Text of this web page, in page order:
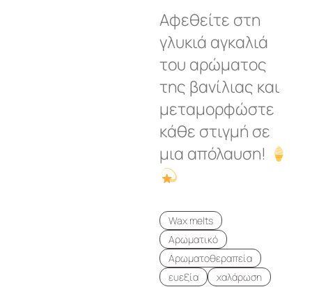
Αφεθείτε στη
γλυκιά αγκαλιά
του αρώματος
της βανίλιας και
μεταμορφώστε
κάθε στιγμή σε
μια απόλαυση!
Wax melts
Αρωματικό
Αρωματοθεραπεία
ευεξία
χαλάρωση